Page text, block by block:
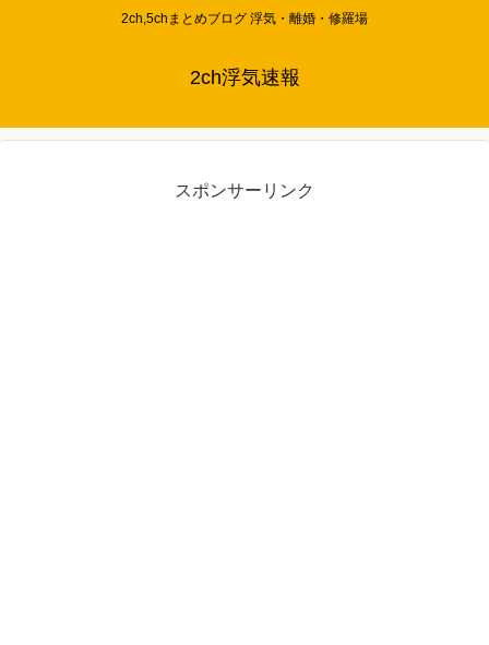
2ch,5chまとめブログ 浮気・離婚・修羅場
2ch浮気速報
スポンサーリンク